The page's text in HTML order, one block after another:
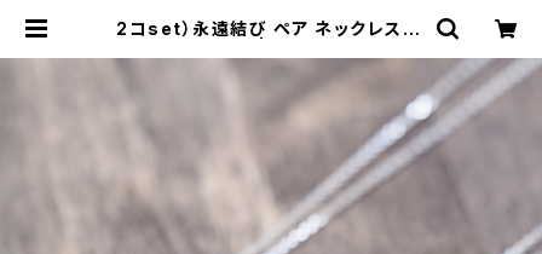
2コset）永遠結び ペア ネックレス シ